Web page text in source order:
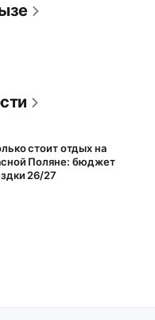
стоит отдых на
Поляне: бюджет
26/27